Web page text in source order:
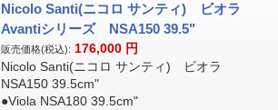
Nicolo Santi(ニコロ サンティ) ビオラ
Avantiシリーズ NSA150 39.5"
販売価格(税込): 176,000 円
Nicolo Santi(ニコロ サンティ) ビオラ
NSA150 39.5cm"
●Viola NSA180 39.5cm"